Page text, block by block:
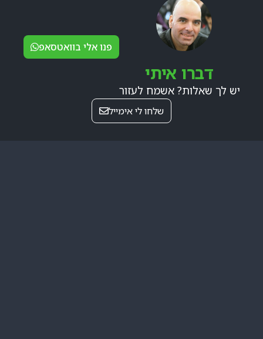
דברו איתי
יש לך שאלות? אשמח לעזור
פנו אלי בוואטסאפ
שלחו לי אימייל